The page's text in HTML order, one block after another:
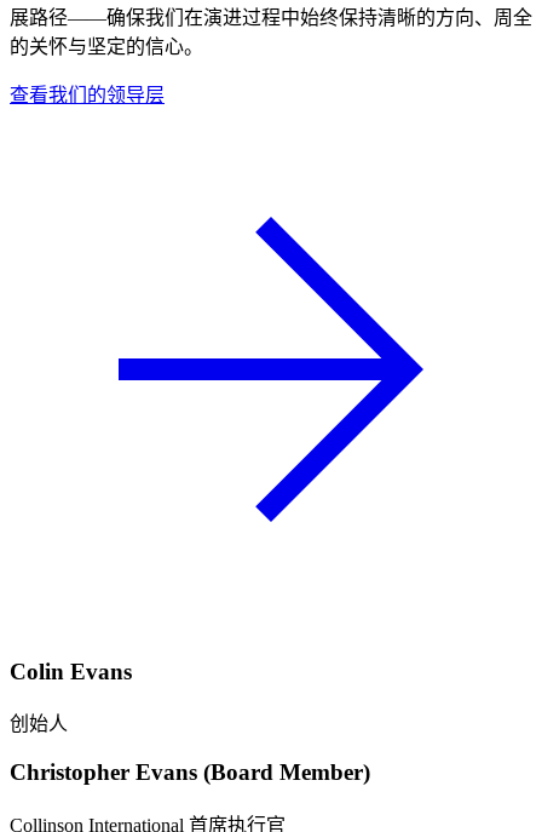
展路径——确保我们在演进过程中始终保持清晰的方向、周全
的关怀与坚定的信心。
查看我们的领导层
Colin Evans
创始人
Christopher Evans (Board Member)
Collinson International 首席执行官